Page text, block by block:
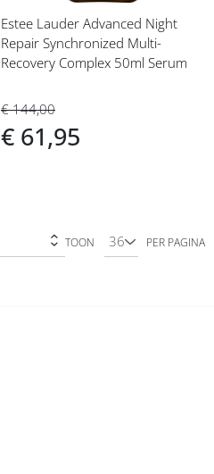
Estee Lauder Advanced Night
Repair Synchronized Multi-
Recovery Complex 50ml Serum
€ 144,00
€ 61,95
TOON PER PAGINA